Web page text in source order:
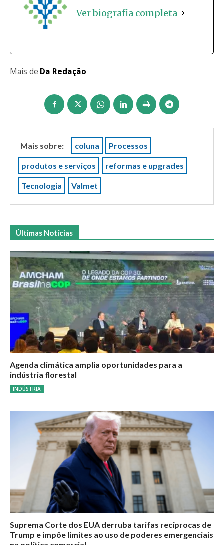
Ver biografia completa
Mais de Da Redação
Mais sobre: coluna Processos
produtos e serviços reformas e upgrades
Tecnologia Valmet
Últimas Notícias
Agenda climática amplia oportunidades para a
indústria florestal
INDÚSTRIA
Suprema Corte dos EUA derruba tarifas recíprocas de
Trump e impõe limites ao uso de poderes emergenciais